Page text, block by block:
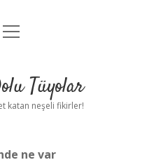
Uyarı
menüyü
Tüyolar
katan neşeli fikirler!
ne var